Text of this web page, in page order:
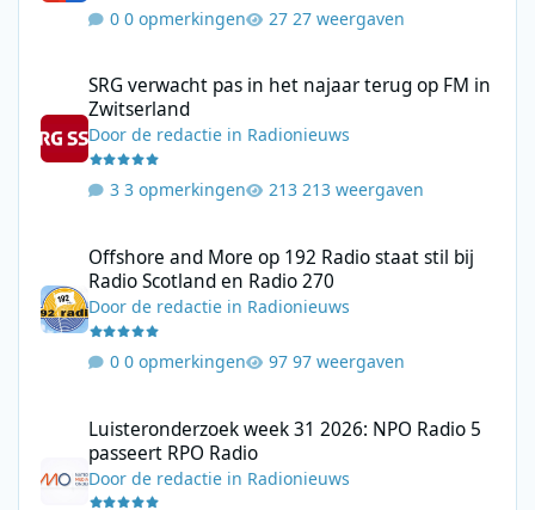
0 opmerkingen 27 weergaven
SRG verwacht pas in het najaar terug op FM in
Zwitserland
Doorde redactie in Radionieuws
3 opmerkingen 213 weergaven
Offshore and More op 192 Radio staat stil bij
Radio Scotland en Radio 270
Doorde redactie in Radionieuws
0 opmerkingen 97 weergaven
Luisteronderzoek week 31 2026: NPO Radio 5
passeert RPO Radio
Doorde redactie in Radionieuws